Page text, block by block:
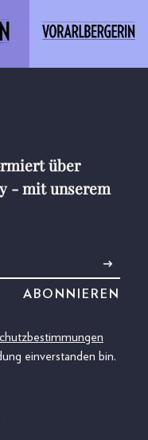
über
- mit unserem
einverstanden bin.